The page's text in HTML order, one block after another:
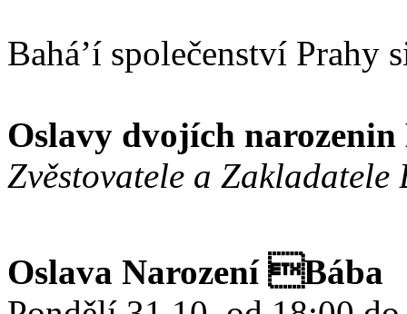
Bahá’í společenství Prahy
Oslavy dvojích narozenin
Zvěstovatele a Zakladatele
Oslava Narození Bába